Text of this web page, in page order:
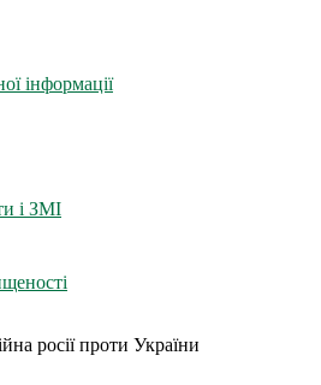
інформації
і ЗМІ
росії проти України